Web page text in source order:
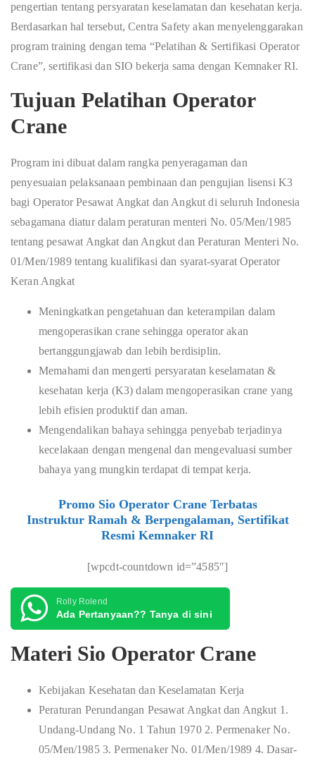
pengertian tentang persyaratan keselamatan dan kesehatan kerja.
Berdasarkan hal tersebut, Centra Safety akan menyelenggarakan
program training dengan tema “Pelatihan & Sertifikasi Operator
Crane”, sertifikasi dan SIO bekerja sama dengan Kemnaker RI.
Tujuan Pelatihan Operator
Crane
Program ini dibuat dalam rangka penyeragaman dan
penyesuaian pelaksanaan pembinaan dan pengujian lisensi K3
bagi Operator Pesawat Angkat dan Angkut di seluruh Indonesia
sebagamana diatur dalam peraturan menteri No. 05/Men/1985
tentang pesawat Angkat dan Angkut dan Peraturan Menteri No.
01/Men/1989 tentang kualifikasi dan syarat-syarat Operator
Keran Angkat
Meningkatkan pengetahuan dan keterampilan dalam
mengoperasikan crane sehingga operator akan
bertanggungjawab dan lebih berdisiplin.
Memahami dan mengerti persyaratan keselamatan &
kesehatan kerja (K3) dalam mengoperasikan crane yang
lebih efisien produktif dan aman.
Mengendalikan bahaya sehingga penyebab terjadinya
kecelakaan dengan mengenal dan mengevaluasi sumber
bahaya yang mungkin terdapat di tempat kerja.
Promo Sio Operator Crane Terbatas
Instruktur Ramah & Berpengalaman, Sertifikat
Resmi Kemnaker RI
[wpcdt-countdown id=”4585″]
Rolly Rolend
Ada Pertanyaan?? Tanya di sini
Materi Sio Operator Crane
Kebijakan Kesehatan dan Keselamatan Kerja
Peraturan Perundangan Pesawat Angkat dan Angkut 1.
Undang-Undang No. 1 Tahun 1970 2. Permenaker No.
05/Men/1985 3. Permenaker No. 01/Men/1989 4. Dasar-